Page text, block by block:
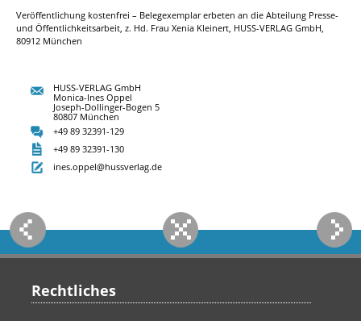
HUSS-VERLAG GmbH
Monica-Ines Oppel
Joseph-Dollinger-Bogen 5
80807 München
+49 89 32391-129
+49 89 32391-130
ines.oppel@hussverlag.de
Veröffentlichung kostenfrei – Belegexemplar erbeten an die Abteilung Presse-
und Öffentlichkeitsarbeit, z. Hd. Frau Xenia Kleinert, HUSS-VERLAG GmbH,
80912 München
Rechtliches